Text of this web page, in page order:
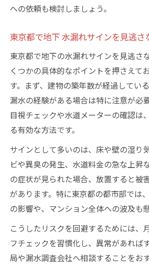
への依頼も検討しましょう。
東京都で地下 水漏れサインを見逃さ
東京都で地下の水漏れサインを見逃さ
くつかの具体的なポイントを押さえて
す。まず、建物の築年数が経過してい
漏水の経験がある場合は特に注意が必
目視チェックや水道メーターの確認は
る有効な方法です。
サインとして多いのは、床や壁の湿り
ビや異臭の発生、水道料金の急な上昇
の症状が見られた場合、放置すると被
があります。特に東京都の都市部では
の影響や、マンション全体への波及も
こうしたリスクを回避するためには、
フチェックを習慣化し、異常があれば
局や漏水調査会社へ相談することをお